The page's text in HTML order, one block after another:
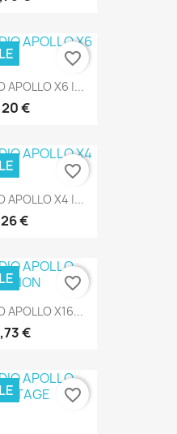
SOLO ONLINE
APOLLO X6 |...
€
SOLO ONLINE
favorite_border
APOLLO X4 |...
€
SOLO ONLINE
favorite_border
APOLLO X16...
€
favorite_border
favorite_border